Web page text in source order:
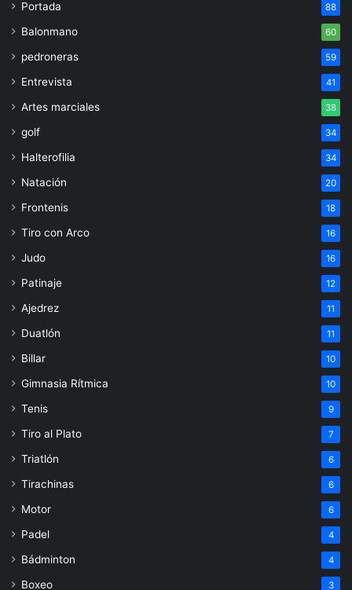
Portada 88
Balonmano 60
pedroneras 59
Entrevista 41
Artes marciales 38
golf 34
Halterofilia 34
Natación 20
Frontenis 18
Tiro con Arco 16
Judo 16
Patinaje 12
Ajedrez 11
Duatlón 11
Billar 10
Gimnasia Rítmica 10
Tenis 9
Tiro al Plato 7
Triatlón 6
Tirachinas 6
Motor 6
Padel 4
Bádminton 4
Boxeo 3